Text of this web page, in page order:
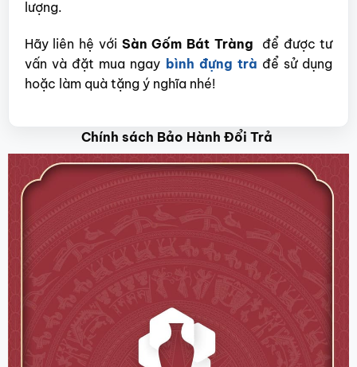
lượng.
Hãy liên hệ với Sàn Gốm Bát Tràng
để được tư
vấn và đặt mua ngay bình đựng trà để sử dụng
hoặc làm quà tặng ý nghĩa nhé!
Chính sách Bảo Hành Đổi Trả